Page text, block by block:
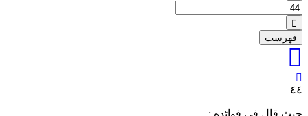
فهرست
قال في فوائده :